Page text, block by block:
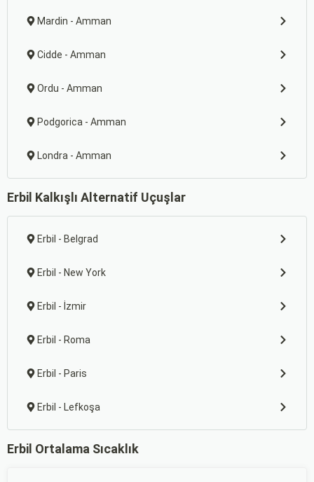
Mardin - Amman
Cidde - Amman
Ordu - Amman
Podgorica - Amman
Londra - Amman
Erbil Kalkışlı Alternatif Uçuşlar
Erbil - Belgrad
Erbil - New York
Erbil - İzmir
Erbil - Roma
Erbil - Paris
Erbil - Lefkoşa
Erbil Ortalama Sıcaklık